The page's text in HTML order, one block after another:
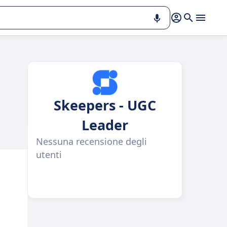
Skeepers - UGC
Leader
Nessuna recensione degli
utenti